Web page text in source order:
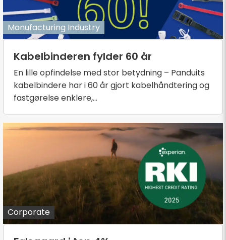
Manufacturing Industry
Kabelbinderen fylder 60 år
En lille opfindelse med stor betydning – Panduits
kabelbindere har i 60 år gjort kabelhåndtering og
fastgørelse enklere,...
Corporate